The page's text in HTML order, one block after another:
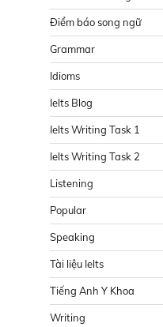
Điểm báo song ngữ
Grammar
Idioms
Ielts Blog
Ielts Writing Task 1
Ielts Writing Task 2
Listening
Popular
Speaking
Tài liệu Ielts
Tiếng Anh Y Khoa
Writing